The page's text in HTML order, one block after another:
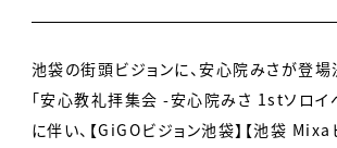
池袋の街頭ビジョンに、安心院みさが登場
「安心教礼拝集会 -安心院みさ 1stソロイ
に伴い、【GiGOビジョン池袋】【池袋 Mixa